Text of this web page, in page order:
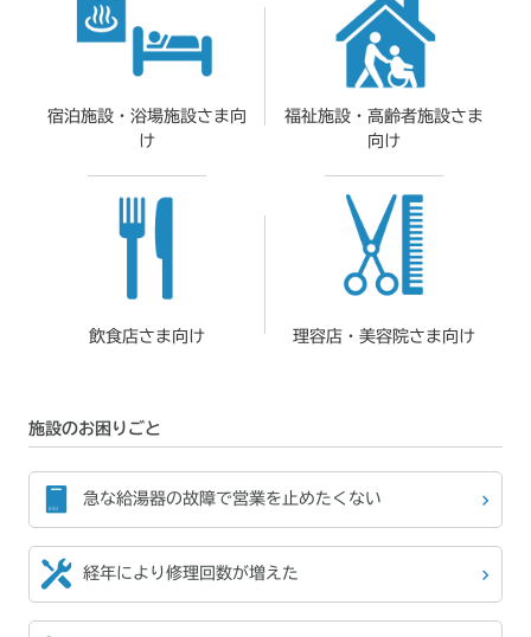
宿泊施設・ 浴場施設さま向
け
福祉施設・ 高齢者施設さま
向け
飲食店さま向け 理容店・美容院さま向け
施設のお困りごと
急な給湯器の故障で営業を止めたくない
経年により 修理回数が増えた